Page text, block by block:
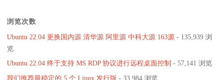
浏览次数
Ubuntu 22.04 更换国内源 清华源 阿里源 中科大源 163源- 135,939 浏
览
Ubuntu 22.04 终于支持 MS RDP 协议进行远程桌面控制 - 57,141 浏览
我们推荐最稳定的 5 个 Linux 发行版 - 33,984 浏览